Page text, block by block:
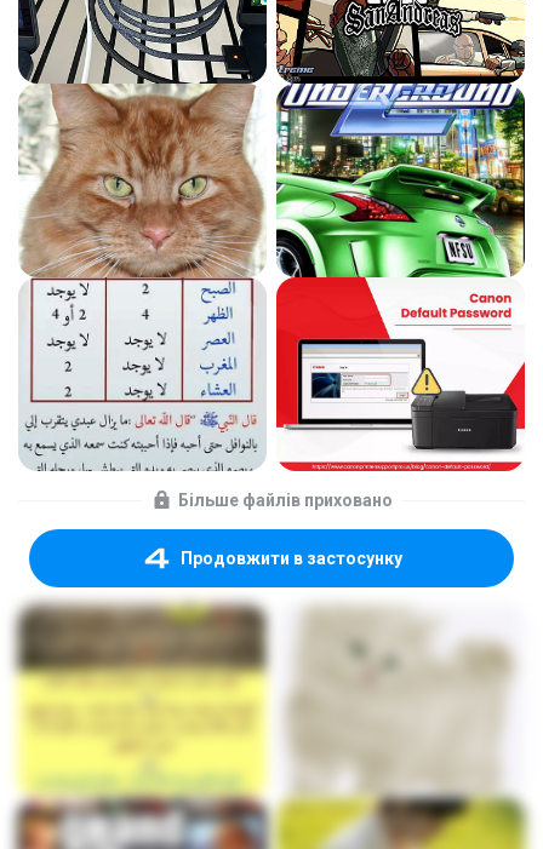
Більше файлів приховано
Продовжити в застосунку